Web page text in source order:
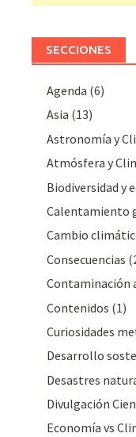
SECCIONES
Agenda (6)
Asia (13)
Astronomía y
Atmósfera y
Biodiversidad y
Calentamiento
Cambio
Consecuencias
Contaminación
Contenidos (1)
Curiosidades
Desarrollo
Desastres
Divulgación
Economía vs